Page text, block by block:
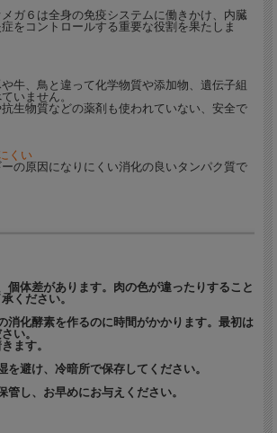
ガ６は全身の免疫システムに働きかけ、内臓
をコントロールする重要な役割を果たしま
牛、鳥と違って化学物質や添加物、遺伝子組
いません。
生物質などの薬剤も使われていない、安全で
くい
の原因になりにくい消化の良いタンパク質で
個体差があります。肉の色が違ったりすること
ください。
消化酵素を作るのに時間がかかります。最初は
い。
ます。
を避け、冷暗所で保存してください。
管し、お早めにお与えください。